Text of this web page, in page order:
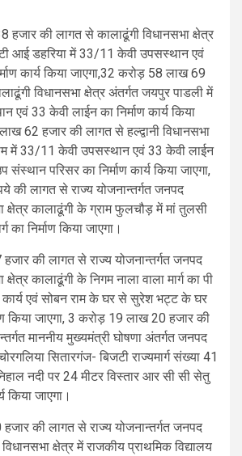
की लागत से कालाढूंगी विधानसभा क्षेत्र
आई डहरिया में 33/11 केवी उपसस्थान एवं
कार्य किया जाएगा,32 करोड़ 58 लाख 69
विधानसभा क्षेत्र अंतर्गत जयपुर पाडली में
33 केवी लाईन का निर्माण कार्य किया
62 हजार की लागत से हल्द्वानी विधानसभा
में 33/11 केवी उपसस्थान एवं 33 केवी लाईन
परिसर का निर्माण कार्य किया जाएगा,
की लागत से राज्य योजनान्तर्गत जनपद
क्षेत्र कालाढूंगी के ग्राम फुलचौड़ में मां तुलसी
का निर्माण किया जाएगा।
की लागत से राज्य योजनान्तर्गत जनपद
कालाढूंगी के निगम नाला वाला मार्ग का पी
का कार्य एवं सोबन राम के घर से सुरेश भट्ट के घर
किया जाएगा, 3 करोड़ 19 लाख 20 हजार की
माननीय मुख्यमंत्री घोषणा अंतर्गत जनपद
सितारगंज- बिजटी राज्यमार्ग संख्या 41
नदी पर 24 मीटर विस्तार आर सी सी सेतु
किया जाएगा।
की लागत से राज्य योजनान्तर्गत जनपद
क्षेत्र में राजकीय प्राथमिक विद्यालय